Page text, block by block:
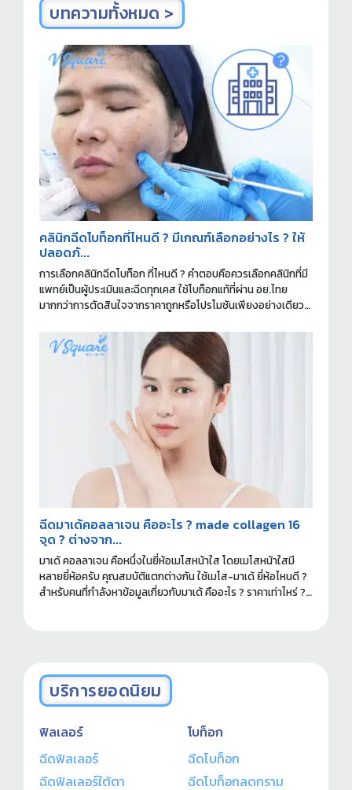
บริการยอดนิยม
ฟิลเลอร์
ฉีดฟิลเลอร์
ฉีดฟิลเลอร์ใต้ตา
โบท็อก
ฉีดโบท็อก
ฉีดโบท็อกลดกราม
บทความทั้งหมด >
คลินิกฉีดโบท็อกที่ไหนดี ? มีเกณฑ์เลือกอย่างไร ? ให้
ปลอดภั...
การเลือกคลินิกฉีดโบท็อก ที่ไหนดี ? คำตอบคือควรเลือกคลินิกที่มี
แพทย์เป็นผู้ประเมินและฉีดทุกเคส ใช้โบท็อกแท้ที่ผ่าน อย.ไทย
มากกว่าการตัดสินใจจากราคาถูกหรือโปรโมชันเพียงอย่างเดียว
ฉีดมาเด้คอลลาเจน คืออะไร ? made collagen 16
จุด ? ต่างจาก...
มาเด้ คอลลาเจน คือหนึ่งในยี่ห้อเมโสหน้าใส โดยเมโสหน้าใสมี
หลายยี่ห้อครับ คุณสมบัติแตกต่างกัน ใช้เมโส-มาเด้ ยี่ห้อไหนดี ?
สำหรับคนที่กำลังหาข้อมูลเกี่ยวกับมาเด้ คืออะไร ? ราคาเท่าไหร่ ?